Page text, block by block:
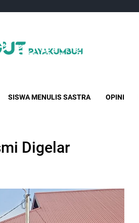
SISWA MENULIS SASTRA OPINI
Digelar